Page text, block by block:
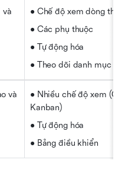
và
• Chế độ xem dòng thời
• Các phụ thuộc
• Tự động hóa
• Theo dõi danh mục
và
• Nhiều chế độ xem
Kanban)
• Tự động hóa
• Bảng điều khiển